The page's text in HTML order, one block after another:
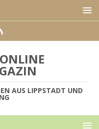
AUS LIPPSTADT UND